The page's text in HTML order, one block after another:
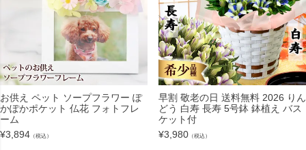
お供え ペット ソープフラワー ぽ
かぽかポケット 仏花 フォトフレ
ーム
¥3,894 （税込）
早割 敬老の日 送料無料 2026 りん
どう 白寿 長寿 5号鉢 鉢植え バス
ケット付
¥3,980 （税込）